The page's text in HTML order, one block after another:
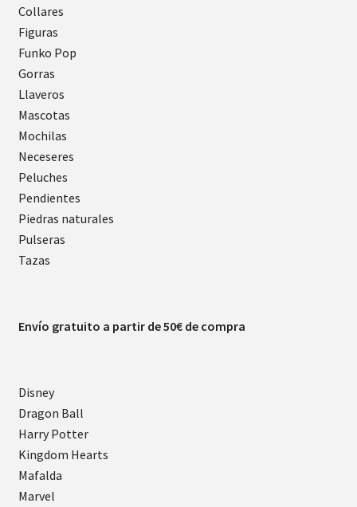
Collares
Figuras
Funko Pop
Gorras
Llaveros
Mascotas
Mochilas
Neceseres
Peluches
Pendientes
Piedras naturales
Pulseras
Tazas
Envío gratuito a partir de 50€ de compra
Disney
Dragon Ball
Harry Potter
Kingdom Hearts
Mafalda
Marvel